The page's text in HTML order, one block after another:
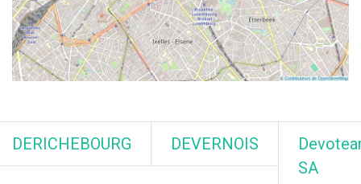
DERICHEBOURG DEVERNOIS
SA